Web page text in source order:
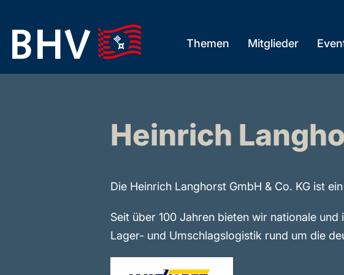
Themen Mitglieder
Heinrich
Die Heinrich Langhorst GmbH & Co. KG ist
Seit über 100 Jahren bieten wir nationale
Lager- und Umschlagslogistik rund um die